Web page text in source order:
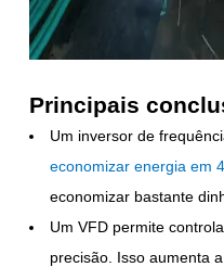
Principais
Um inversor de
economizar energia em
economizar bastante
Um VFD permite
precisão. Isso aumenta